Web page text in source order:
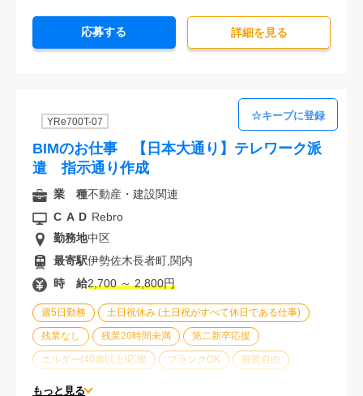
大量募集
応募する 詳細を⾒る
YRe700T-07
BIMのお仕事 【日本大通り】テレワーク派
遣 指示通り作成
週5日勤務 土日祝休み (土日祝がすべて休日である仕事)
残業なし 残業20時間未満 第二新卒応援
エルダー(40歳以上)応援 ブランクOK 服装自由
大手企業
もっと見る
業 種不動産・建設関連
CAD Rebro
勤務地中区
最寄駅伊勢佐木長者町,関内
時 給2,700 ～ 2,800円